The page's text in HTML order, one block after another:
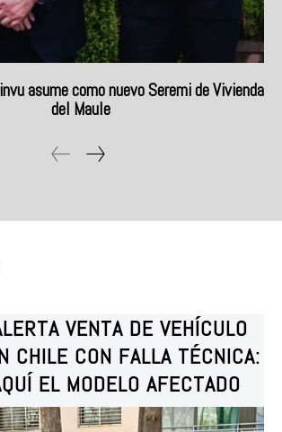
asume como nuevo Seremi de Vivienda
del Maule